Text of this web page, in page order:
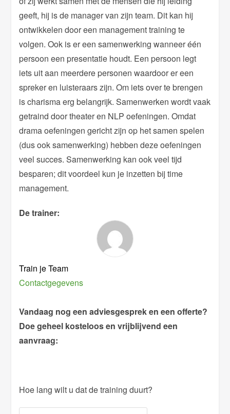
geeft, hij is de manager van zijn team. Dit kan hij
ontwikkelen door een management training te
volgen. Ook is er een samenwerking wanneer één
persoon een presentatie houdt. Een persoon legt
iets uit aan meerdere personen waardoor er een
spreker en luisteraars zijn. Om iets over te brengen
is charisma erg belangrijk. Samenwerken wordt vaak
getraind door theater en NLP oefeningen. Omdat
drama oefeningen gericht zijn op het samen spelen
(dus ook samenwerking) hebben deze oefeningen
veel succes. Samenwerking kan ook veel tijd
besparen; dit voordeel kun je inzetten bij time
management.
De trainer:
Train je Team
Contactgegevens
Vandaag nog een adviesgesprek en een offerte?
Doe geheel kosteloos en vrijblijvend een
aanvraag:
Hoe lang wilt u dat de training duurt?